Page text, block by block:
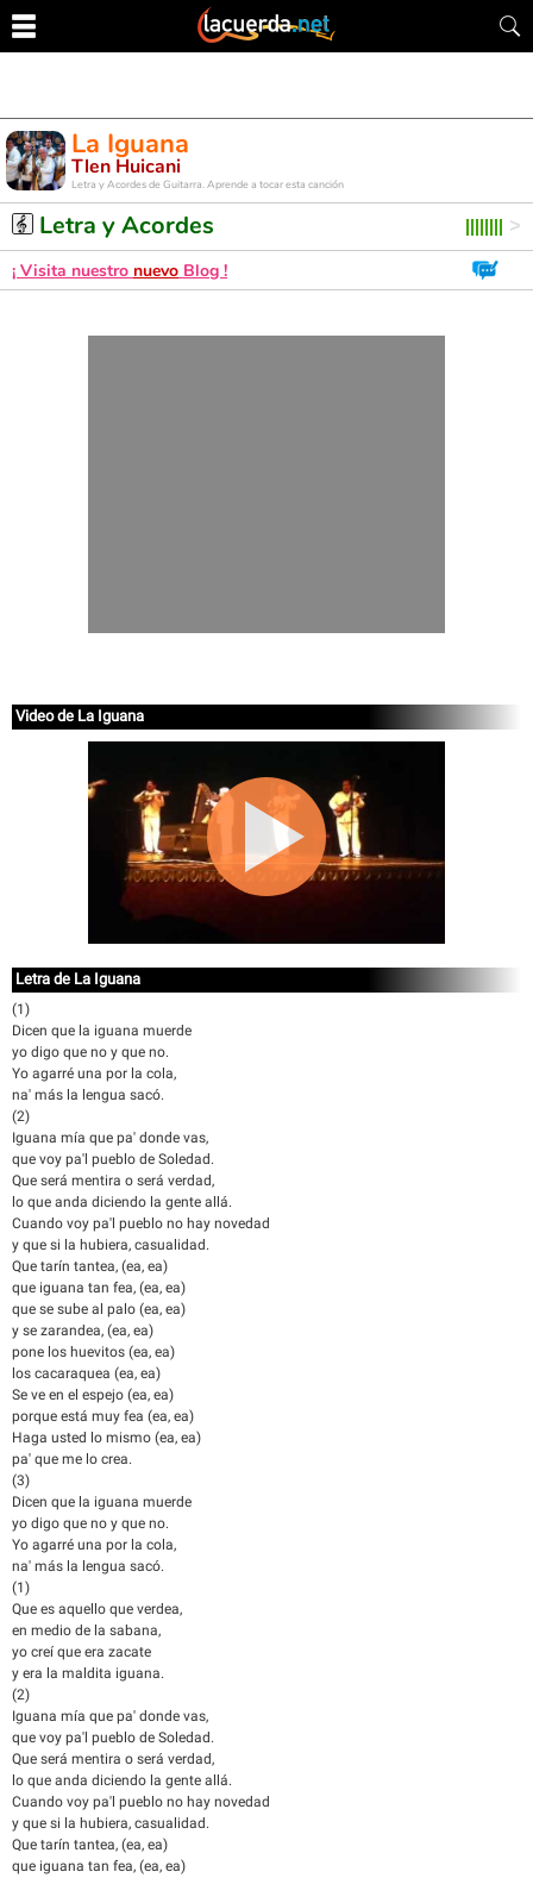
La Iguana
Tlen Huicani
Letra y Acordes de Guitarra. Aprende a tocar esta canción
Letra y Acordes
¡ Visita nuestro nuevo Blog !
Video de La Iguana
Letra de La Iguana
(1)
Dicen que la iguana muerde
yo digo que no y que no.
Yo agarré una por la cola,
na' más la lengua sacó.
(2)
Iguana mía que pa' donde vas,
que voy pa'l pueblo de Soledad.
Que será mentira o será verdad,
lo que anda diciendo la gente allá.
Cuando voy pa'l pueblo no hay novedad
y que si la hubiera, casualidad.
Que tarín tantea, (ea, ea)
que iguana tan fea, (ea, ea)
que se sube al palo (ea, ea)
y se zarandea, (ea, ea)
pone los huevitos (ea, ea)
los cacaraquea (ea, ea)
Se ve en el espejo (ea, ea)
porque está muy fea (ea, ea)
Haga usted lo mismo (ea, ea)
pa' que me lo crea.
(3)
Dicen que la iguana muerde
yo digo que no y que no.
Yo agarré una por la cola,
na' más la lengua sacó.
(1)
Que es aquello que verdea,
en medio de la sabana,
yo creí que era zacate
y era la maldita iguana.
(2)
Iguana mía que pa' donde vas,
que voy pa'l pueblo de Soledad.
Que será mentira o será verdad,
lo que anda diciendo la gente allá.
Cuando voy pa'l pueblo no hay novedad
y que si la hubiera, casualidad.
Que tarín tantea, (ea, ea)
que iguana tan fea, (ea, ea)